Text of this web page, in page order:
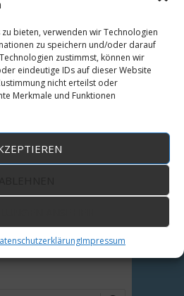
bieten, verwenden wir Technologien
zu speichern und/oder darauf
zustimmst, können wir
eindeutige IDs auf dieser Website
nicht erteilst oder
Merkmale und Funktionen
Impressum
inTheaterneuigkeiten